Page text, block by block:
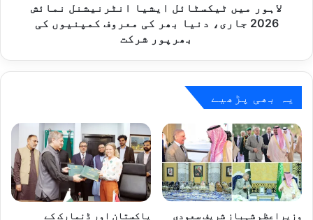
لاہور میں ٹیکسٹائل ایشیا انٹرنیشنل نمائش
2026 جاری، دنیا بھر کی معروف کمپنیوں کی
بھرپور شرکت
یہ بھی پڑھیے
وزیراعظم شہباز شریف سعودی
پاکستان اور ڈنمارک کے